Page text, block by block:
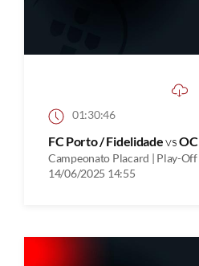
01:30:46
FC Porto / Fidelidadevs
Campeonato Placard | Play-Off
14/06/2025 14:55